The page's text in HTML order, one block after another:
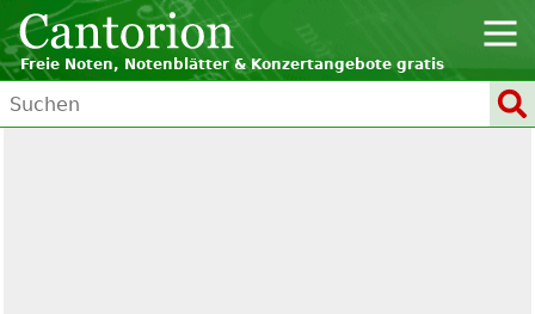
Freie Noten, Notenblätter & Konzertangebote gratis